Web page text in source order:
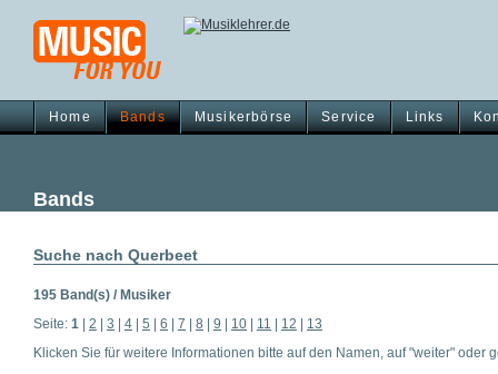
Home Bands Musikerbörse Service Links
Bands
Suche nach Querbeet
195 Band(s) / Musiker
Seite: 1 2 3 4 5 6 7 8 9 10 11 12
13
Klicken Sie für weitere Informationen bitte auf den Namen, auf "weiter" oder